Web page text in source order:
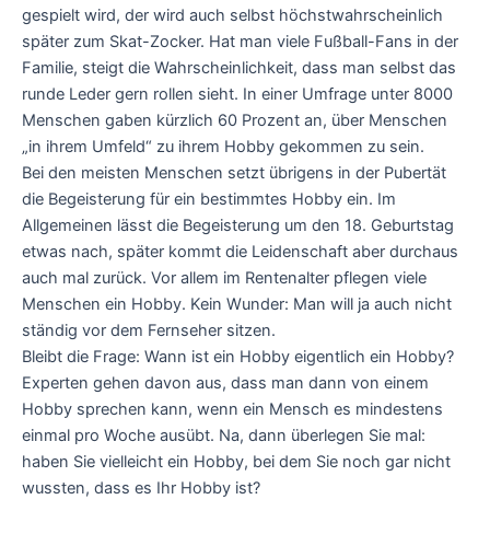
gespielt wird, der wird auch selbst höchstwahrscheinlich
später zum Skat-Zocker. Hat man viele Fußball-Fans in der
Familie, steigt die Wahrscheinlichkeit, dass man selbst das
runde Leder gern rollen sieht. In einer Umfrage unter 8000
Menschen gaben kürzlich 60 Prozent an, über Menschen
„in ihrem Umfeld“ zu ihrem Hobby gekommen zu sein.
Bei den meisten Menschen setzt übrigens in der Pubertät
die Begeisterung für ein bestimmtes Hobby ein. Im
Allgemeinen lässt die Begeisterung um den 18. Geburtstag
etwas nach, später kommt die Leidenschaft aber durchaus
auch mal zurück. Vor allem im Rentenalter pflegen viele
Menschen ein Hobby. Kein Wunder: Man will ja auch nicht
ständig vor dem Fernseher sitzen.
Bleibt die Frage: Wann ist ein Hobby eigentlich ein Hobby?
Experten gehen davon aus, dass man dann von einem
Hobby sprechen kann, wenn ein Mensch es mindestens
einmal pro Woche ausübt. Na, dann überlegen Sie mal:
haben Sie vielleicht ein Hobby, bei dem Sie noch gar nicht
wussten, dass es Ihr Hobby ist?